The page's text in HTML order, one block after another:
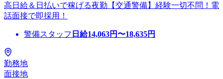
高日給＆日払いで稼げる夜勤【交通警備】経験一切不問！電
話面接で即採用！
警備スタッフ 日給14,063円〜18,635円
勤務地
面接地